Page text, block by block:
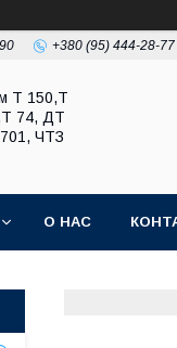
+380 (95) 444-28-77
Т 150,Т
74, ДТ
ЧТЗ
О НАС